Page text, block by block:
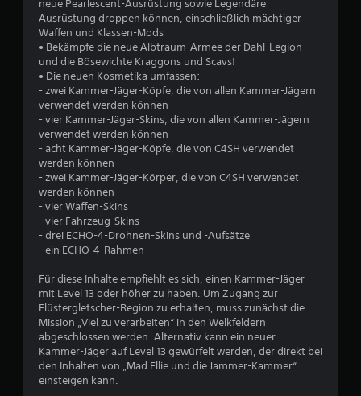
u
n
g
:
3
.
o
5
neue Pearlescent-Ausrüstung sowie Legendäre
Ausrüstung droppen können, einschließlich mächtiger
Waffen und Klassen-Mods
• Bekämpfe die neue Albtraum-Armee der Dahl-Legion
und die Bösewichte Kraggons und Scavs!
• Die neuen Kosmetika umfassen:
- zwei Kammer-Jäger-Köpfe, die von allen Kammer-Jägern
verwendet werden können
- vier Kammer-Jäger-Skins, die von allen Kammer-Jägern
verwendet werden können
- acht Kammer-Jäger-Köpfe, die von C4SH verwendet
werden können
- zwei Kammer-Jäger-Körper, die von C4SH verwendet
werden können
- vier Waffen-Skins
- vier Fahrzeug-Skins
- drei ECHO-4-Drohnen-Skins und -Aufsätze
- ein ECHO-4-Rahmen
Für diese Inhalte empfiehlt es sich, einen Kammer-Jäger
mit Level 13 oder höher zu haben. Um Zugang zur
Flüstergletscher-Region zu erhalten, muss zunächst die
Mission „Viel zu verarbeiten“ in den Welkfeldern
abgeschlossen werden. Alternativ kann ein neuer
Kammer-Jäger auf Level 13 gewürfelt werden, der direkt bei
den Inhalten von „Mad Ellie und die Jammer-Kammer“
einsteigen kann.